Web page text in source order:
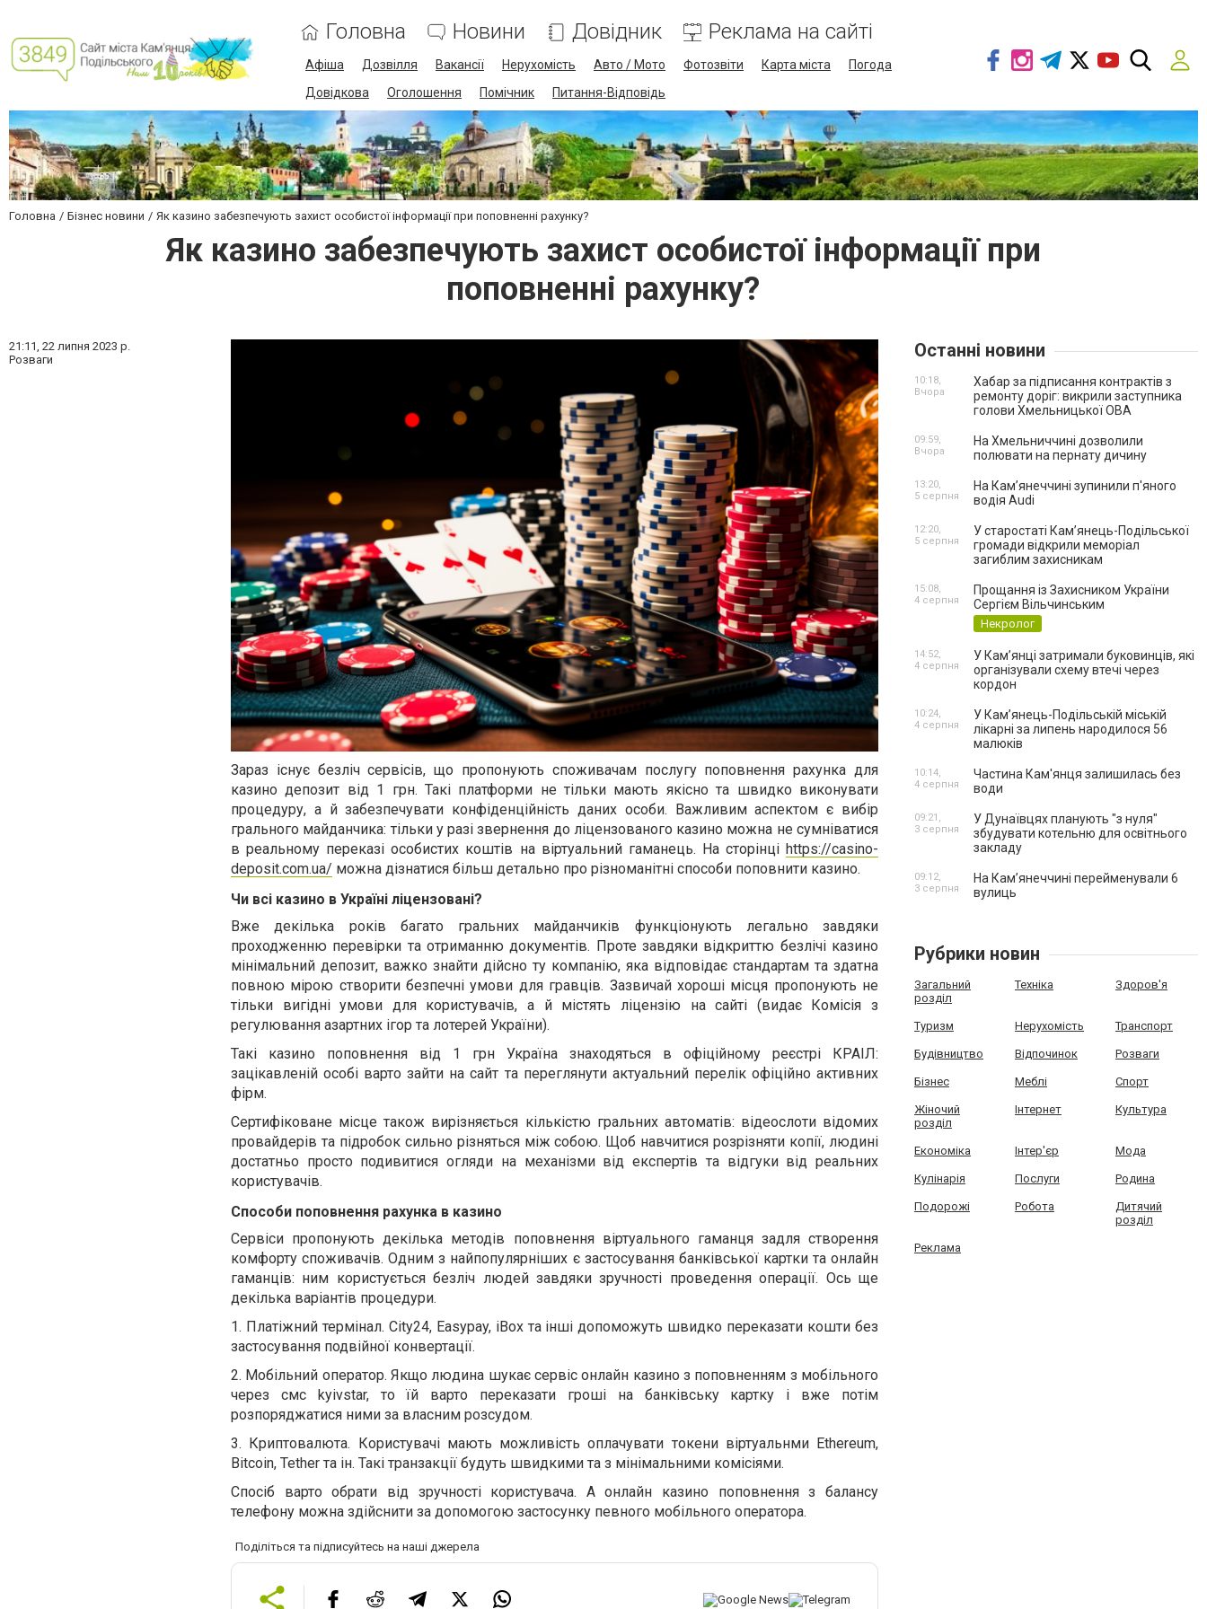
Головна Новини Довідник Реклама на сайті
Афіша Дозвілля Вакансії Нерухомість Авто / Мото Фотозвіти Карта міста
Погода
Довідкова
Оголошення Помічник Питання-Відповідь
Головна Бізнес новини Як казино забезпечують захист особистої інформації при поповненні рахунку?
Як казино забезпечують захист особистої інформації при
поповненні рахунку?
21:11, 22 липня 2023 р.
Розваги
Зараз існує безліч сервісів, що пропонують споживачам послугу поповнення рахунка для
казино депозит від 1 грн. Такі платформи не тільки мають якісно та швидко виконувати
процедуру, а й забезпечувати конфіденційність даних особи. Важливим аспектом є вибір
грального майданчика: тільки у разі звернення до ліцензованого казино можна не сумніватися
в реальному переказі особистих коштів на віртуальний гаманець. На сторінці https://casino-
deposit.com.ua/ можна дізнатися більш детально про різноманітні способи поповнити казино.
Чи всі казино в Україні ліцензовані?
Вже декілька років багато гральних майданчиків функціонують легально завдяки
проходженню перевірки та отриманню документів. Проте завдяки відкриттю безлічі казино
мінімальний депозит, важко знайти дійсно ту компанію, яка відповідає стандартам та здатна
повною мірою створити безпечні умови для гравців. Зазвичай хороші місця пропонують не
тільки вигідні умови для користувачів, а й містять ліцензію на сайті (видає Комісія з
регулювання азартних ігор та лотерей України).
Такі казино поповнення від 1 грн Україна знаходяться в офіційному реєстрі КРАІЛ:
зацікавленій особі варто зайти на сайт та переглянути актуальний перелік офіційно активних
фірм.
Сертифіковане місце також вирізняється кількістю гральних автоматів: відеослоти відомих
провайдерів та підробок сильно різняться між собою. Щоб навчитися розрізняти копії, людині
достатньо просто подивитися огляди на механізми від експертів та відгуки від реальних
користувачів.
Способи поповнення рахунка в казино
Сервіси пропонують декілька методів поповнення віртуального гаманця задля створення
комфорту споживачів. Одним з найпопулярніших є застосування банківської картки та онлайн
гаманців: ним користується безліч людей завдяки зручності проведення операції. Ось ще
декілька варіантів процедури.
1. Платіжний термінал. City24, Easypay, iBox та інші допоможуть швидко переказати кошти без
застосування подвійної конвертації.
2. Мобільний оператор. Якщо людина шукає сервіс онлайн казино з поповненням з мобільного
через смс kyivstar, то їй варто переказати гроші на банківську картку і вже потім
розпоряджатися ними за власним розсудом.
3.
Криптовалюта. Користувачі мають можливість оплачувати токени віртуальнми Ethereum,
Bitcoin, Tether та ін. Такі транзакції будуть швидкими та з мінімальними комісіями.
Спосіб варто обрати від зручності користувача. А онлайн казино поповнення з балансу
телефону можна здійснити за допомогою застосунку певного мобільного оператора.
Поділіться та підписуйтесь на наші джерела
Останні новини
Хабар за підписання контрактів з
ремонту доріг: викрили заступника
голови Хмельницької ОВА
10:18,
Вчора
На Хмельниччині дозволили
полювати на пернату дичину
09:59,
Вчора
На Камʼянеччині зупинили п'яного
водія Audi
13:20,
5 серпня
У старостаті Кам’янець-Подільської
громади відкрили меморіал
загиблим захисникам
12:20,
5 серпня
Прощання із Захисником України
Сергієм Вільчинським
Некролог
15:08,
4 серпня
У Кам’янці затримали буковинців, які
організували схему втечі через
кордон
14:52,
4 серпня
У Кам’янець-Подільській міській
лікарні за липень народилося 56
малюків
10:24,
4 серпня
Частина Кам'янця залишилась без
води
10:14,
4 серпня
У Дунаївцях планують "з нуля"
збудувати котельню для освітнього
закладу
09:21,
3 серпня
На Камʼянеччині перейменували 6
вулиць
09:12,
3 серпня
Рубрики новин
Загальний
розділ
Техніка Здоров'я
Туризм Нерухомість Транспорт
Будівництво Відпочинок Розваги
Бізнес Меблі Спорт
Жіночий
розділ
Інтернет Культура
Економіка Інтер'єр Мода
Кулінарія Послуги Родина
Подорожі Робота
Дитячий
розділ
Реклама